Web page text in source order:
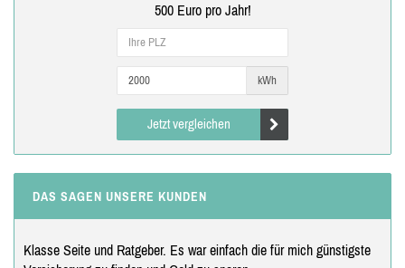
500 Euro pro Jahr!
kWh
Jetzt vergleichen
DAS SAGEN UNSERE KUNDEN
Klasse Seite und Ratgeber. Es war einfach die für mich günstigste